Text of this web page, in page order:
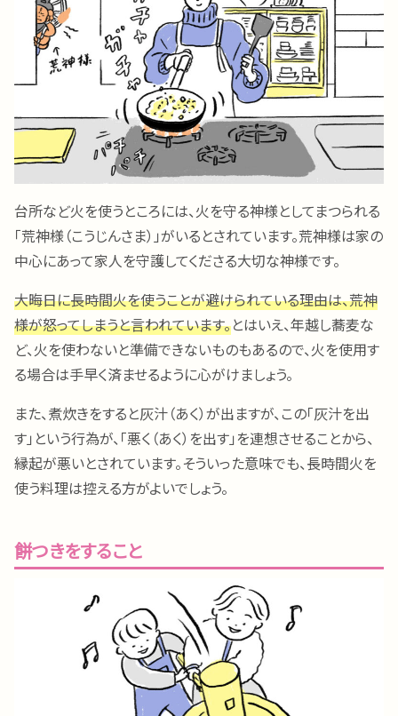
台所など火を使うところには、火を守る神様としてまつられる
「荒神様（こうじんさま）」がいるとされています。荒神様は家の
中心にあって家人を守護してくださる大切な神様です。
大晦日に長時間火を使うことが避けられている理由は、荒神
様が怒ってしまうと言われています。とはいえ、年越し蕎麦な
ど、火を使わないと準備できないものもあるので、火を使用す
る場合は手早く済ませるように心がけましょう。
また、煮炊きをすると灰汁（あく）が出ますが、この「灰汁を出
す」という行為が、「悪く（あく）を出す」を連想させることから、
縁起が悪いとされています。そういった意味でも、長時間火を
使う料理は控える方がよいでしょう。
餅つきをすること